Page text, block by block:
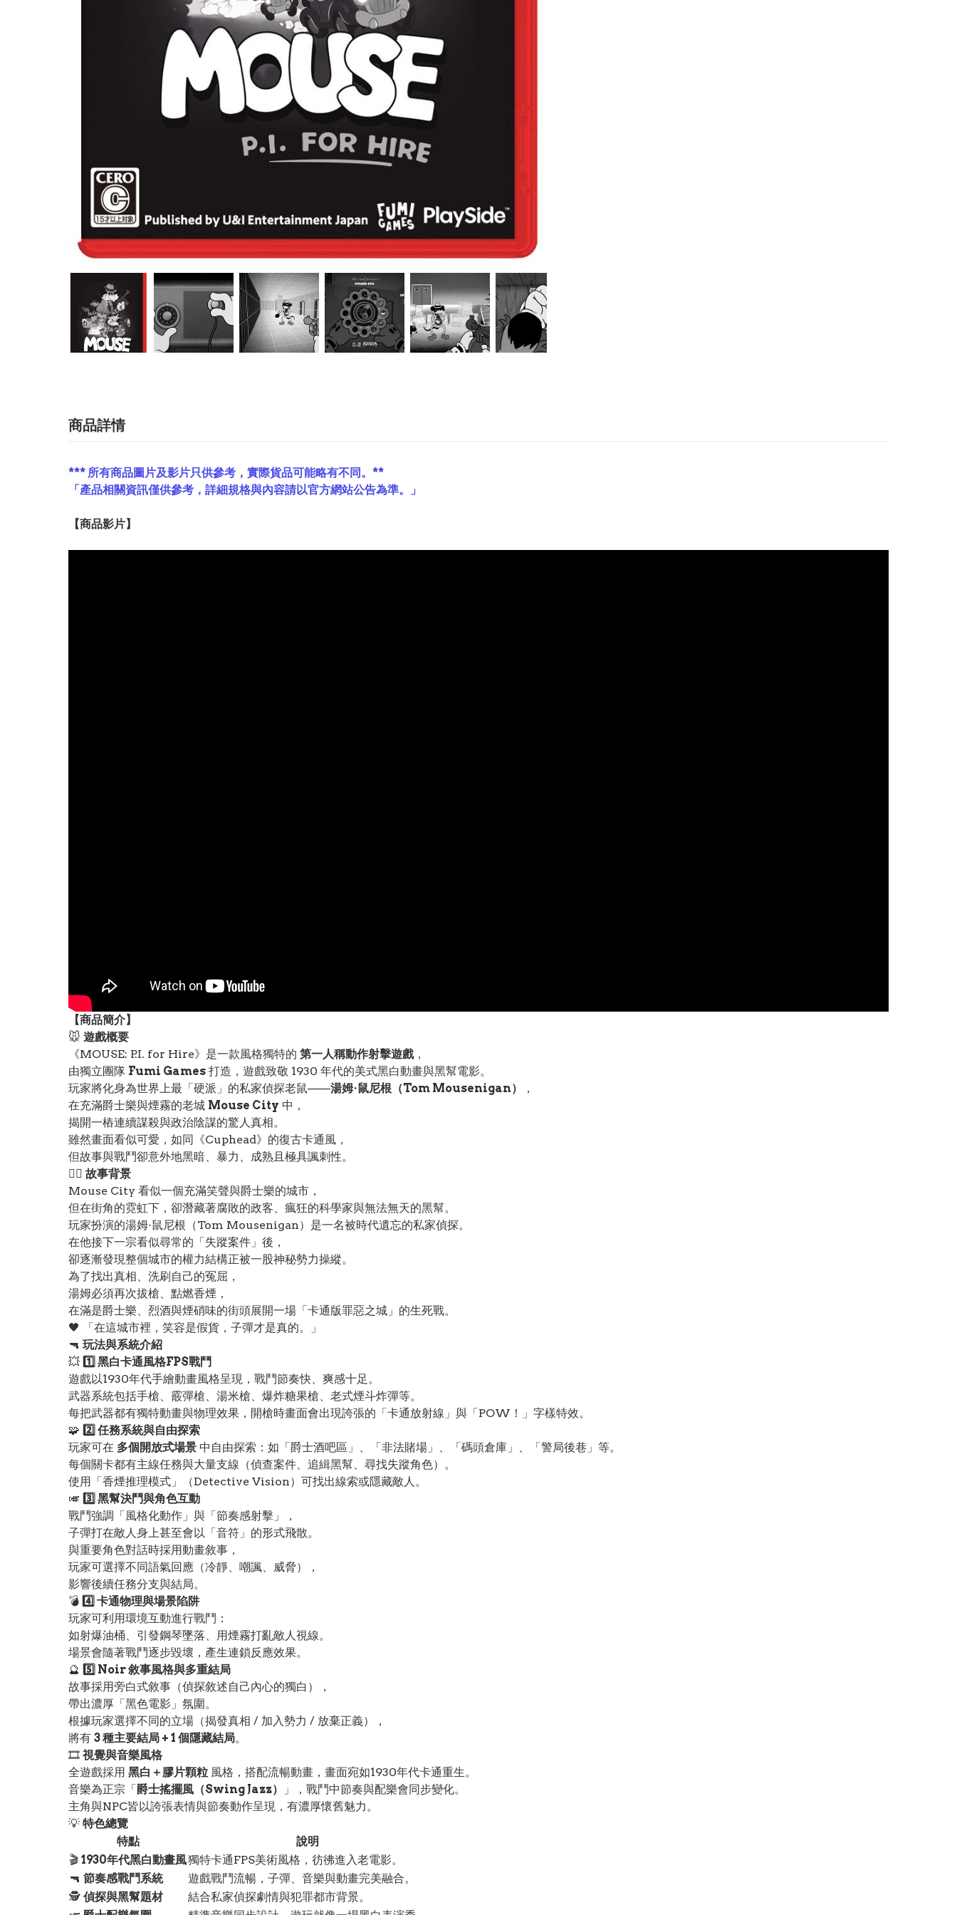
商品詳情
*** 所有商品圖片及影片只供參考，實際貨品可能略有不同。**
「產品相關資訊僅供參考，詳細規格與內容請以官方網站公告為準。」
【商品影片】
【商品簡介】
🐭 遊戲概要
《MOUSE: P.I. for Hire》是一款風格獨特的 第一人稱動作射擊遊戲，
由獨立團隊 Fumi Games 打造，遊戲致敬 1930 年代的美式黑白動畫與黑幫電影。
玩家將化身為世界上最「硬派」的私家偵探老鼠——湯姆·鼠尼根（Tom Mousenigan）
，
在充滿爵士樂與煙霧的老城 Mouse City 中，
揭開一樁連續謀殺與政治陰謀的驚人真相。
雖然畫面看似可愛，如同《Cuphead》的復古卡通風，
但故事與戰鬥卻意外地黑暗、暴力、成熟且極具諷刺性。
🕵️‍♂️ 故事背景
Mouse City 看似一個充滿笑聲與爵士樂的城市，
但在街角的霓虹下，卻潛藏著腐敗的政客、瘋狂的科學家與無法無天的黑幫。
玩家扮演的湯姆·鼠尼根（Tom Mousenigan）是一名被時代遺忘的私家偵探。
在他接下一宗看似尋常的「失蹤案件」後，
卻逐漸發現整個城市的權力結構正被一股神秘勢力操縱。
為了找出真相、洗刷自己的冤屈，
湯姆必須再次拔槍、點燃香煙，
在滿是爵士樂、烈酒與煙硝味的街頭展開一場「卡通版罪惡之城」的生死戰。
🖤 「在這城市裡，笑容是假貨，子彈才是真的。」
🔫 玩法與系統介紹
💥 1️⃣ 黑白卡通風格FPS戰鬥
遊戲以1930年代手繪動畫風格呈現，戰鬥節奏快、爽感十足。
武器系統包括手槍、霰彈槍、湯米槍、爆炸糖果槍、老式煙斗炸彈等。
每把武器都有獨特動畫與物理效果，開槍時畫面會出現誇張的「卡通放射線」與「POW！」字樣特效。
🧩 2️⃣ 任務系統與自由探索
玩家可在 多個開放式場景 中自由探索：如「爵士酒吧區」、「非法賭場」、「碼頭倉庫」、「警局後巷」等。
每個關卡都有主線任務與大量支線（偵查案件、追緝黑幫、尋找失蹤角色）。
使用「香煙推理模式」（Detective Vision）可找出線索或隱藏敵人。
🎺 3️⃣ 黑幫決鬥與角色互動
戰鬥強調「風格化動作」與「節奏感射擊」，
子彈打在敵人身上甚至會以「音符」的形式飛散。
與重要角色對話時採用動畫敘事，
玩家可選擇不同語氣回應（冷靜、嘲諷、威脅），
影響後續任務分支與結局。
💣 4️⃣ 卡通物理與場景陷阱
玩家可利用環境互動進行戰鬥：
如射爆油桶、引發鋼琴墜落、用煙霧打亂敵人視線。
場景會隨著戰鬥逐步毀壞，產生連鎖反應效果。
🔮 5️⃣ Noir 敘事風格與多重結局
故事採用旁白式敘事（偵探敘述自己內心的獨白），
帶出濃厚「黑色電影」氛圍。
根據玩家選擇不同的立場（揭發真相 / 加入勢力 / 放棄正義），
將有 3 種主要結局 + 1 個隱藏結局。
🎞️ 視覺與音樂風格
全遊戲採用 黑白＋膠片顆粒 風格，搭配流暢動畫，畫面宛如1930年代卡通重生。
音樂為正宗「爵士搖擺風（Swing Jazz）
」，戰鬥中節奏與配樂會同步變化。
主角與NPC皆以誇張表情與節奏動作呈現，有濃厚懷舊魅力。
💡 特色總覽
特點
說明
🎬 1930年代黑白動畫風獨特卡通FPS美術風格，彷彿進入老電影。
🔫 節奏感戰鬥系統
遊戲戰鬥流暢，子彈、音樂與動畫完美融合。
🕵️ 偵探與黑幫題材
結合私家偵探劇情與犯罪都市背景。